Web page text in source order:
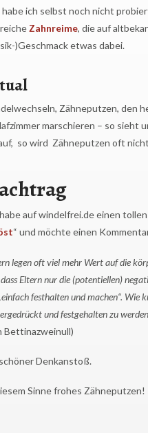
habe ich selbst noch nicht
Zahnreime, die auf
)Geschmack etwas dabei.
Zähneputzen, den
marschieren – so sieht
so wird Zähneputzen oft
auf windelfrei.de einen
“ und möchte einen
legen oft viel mehr Wert auf die
Eltern nur die (potentiellen)
festhalten und machen“. Wie
und festgehalten zu
Bettinazweinull)
Denkanstoß.
Sinne frohes Zähneputzen!